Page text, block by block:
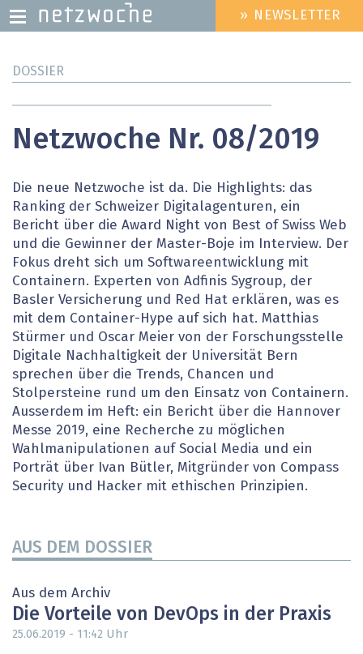
zum
HEADER
MENU
» NEWSLETTER
DOSSIER
Netzwoche Nr. 08/2019
Die neue Netzwoche ist da. Die Highlights: das
Ranking der Schweizer Digitalagenturen, ein
Bericht über die Award Night von Best of Swiss Web
und die Gewinner der Master-Boje im Interview. Der
Fokus dreht sich um Softwareentwicklung mit
Containern. Experten von Adfinis Sygroup, der
Basler Versicherung und Red Hat erklären, was es
mit dem Container-Hype auf sich hat. Matthias
Stürmer und Oscar Meier von der Forschungsstelle
Digitale Nachhaltigkeit der Universität Bern
sprechen über die Trends, Chancen und
Stolpersteine rund um den Einsatz von Containern.
Ausserdem im Heft: ein Bericht über die Hannover
Messe 2019, eine Recherche zu möglichen
Wahlmanipulationen auf Social Media und ein
Porträt über Ivan Bütler, Mitgründer von Compass
Security und Hacker mit ethischen Prinzipien.
AUS DEM DOSSIER
Aus dem Archiv
Die Vorteile von DevOps in der Praxis
25.06.2019 - 11:42 Uhr